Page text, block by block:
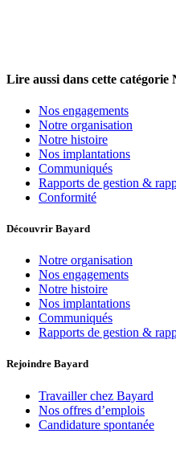
Lire aussi dans cette catégorie
Nos engagements
Notre organisation
Notre histoire
Nos implantations
Communiqués
Rapports de gestion &
Conformité
Découvrir Bayard
Notre organisation
Nos engagements
Notre histoire
Nos implantations
Communiqués
Rapports de gestion &
Rejoindre Bayard
Travailler chez Bayard
Nos offres d’emplois
Candidature spontanée